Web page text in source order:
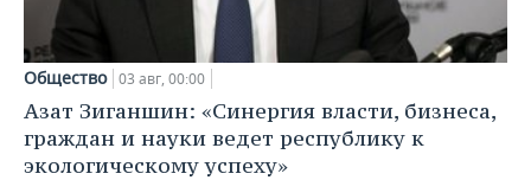
Общество 03 авг, 00:00
Азат Зиганшин: «Синергия власти, бизнеса,
граждан и науки ведет республику к
экологическому успеху»